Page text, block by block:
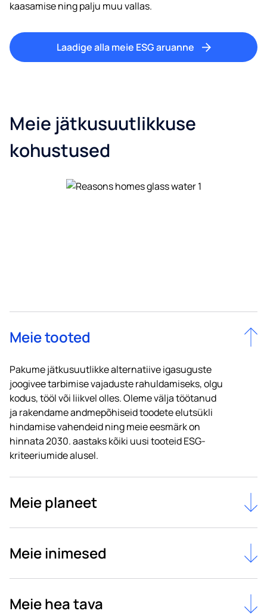
kaasamise ning palju muu vallas.
Laadige alla meie ESG aruanne
Meie jätkusuutlikkuse
kohustused
Meie tooted
Pakume jätkusuutlikke alternatiive igasuguste
joogivee tarbimise vajaduste rahuldamiseks, olgu
kodus, tööl või liikvel olles. Oleme välja töötanud
ja rakendame andmepõhiseid toodete elutsükli
hindamise vahendeid ning meie eesmärk on
hinnata 2030. aastaks kõiki uusi tooteid ESG-
kriteeriumide alusel.
Meie planeet
Meie inimesed
Meie hea tava